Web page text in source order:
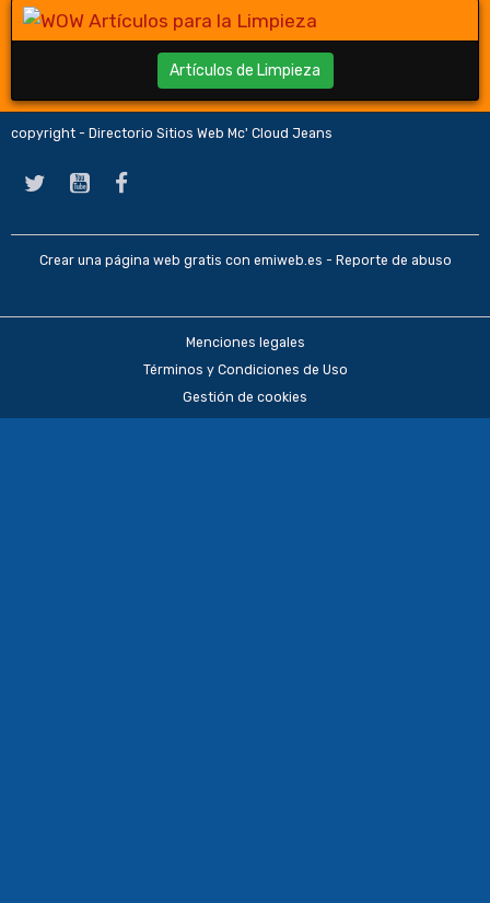
Artículos de Limpieza
copyright - Directorio Sitios Web Mc' Cloud Jeans
Crear una página web gratis con emiweb.es - Reporte de abuso
Menciones legales
Términos y Condiciones de Uso
Gestión de cookies